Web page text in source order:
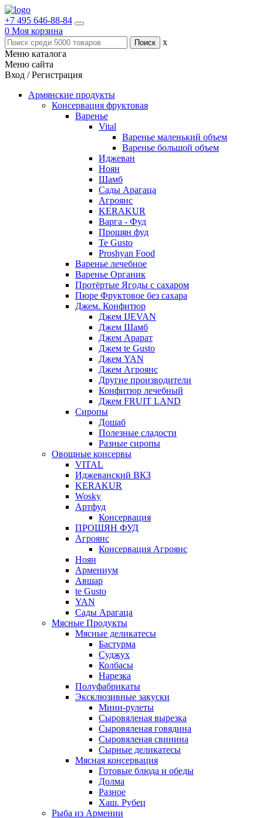
+7 495 646-88-84
0 Моя корзина
x
Меню каталога
Меню сайта
Вход / Регистрация
Армянские продукты
Консервация фруктовая
Варенье
Vital
Варенье маленький объем
Варенье большой объем
Иджеван
Ноян
Шамб
Сады Арагаца
Агроянс
KERAKUR
Варга - Фуд
Прошян фуд
Te Gusto
Proshyan Food
Варенье лечебное
Варенье Органик
Протёртые Ягоды с сахаром
Пюре Фруктовое без сахара
Джем. Конфитюр
Джем IJEVAN
Джем Шамб
Джем Арарат
Джем te Gusto
Джем YAN
Джем Агроянс
Другие производители
Конфитюр лечебный
Джем FRUIT LAND
Сиропы
Дошаб
Полезные сладости
Разные сиропы
Овощные консервы
VITAL
Иджеванский ВКЗ
KERAKUR
Wosky
Артфуд
Консервация
ПРОШЯН ФУД
Агроянс
Консервация Агроянс
Ноян
Армениум
Авшар
te Gusto
YAN
Сады Арагаца
Мясные Продукты
Мясные деликатесы
Бастурма
Суджух
Колбасы
Нарезка
Полуфабрикаты
Эксклюзивные закуски
Мини-рулеты
Сыровяленая вырезка
Сыровяленая говядина
Сыровяленая свинина
Сырные деликатесы
Мясная консервация
Готовые блюда и обеды
Долма
Разное
Хаш. Рубец
Рыба из Армении